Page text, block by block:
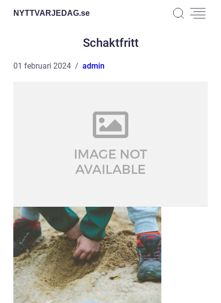
NYTTVARJEDAG.se
Schaktfritt
01 februari 2024 admin